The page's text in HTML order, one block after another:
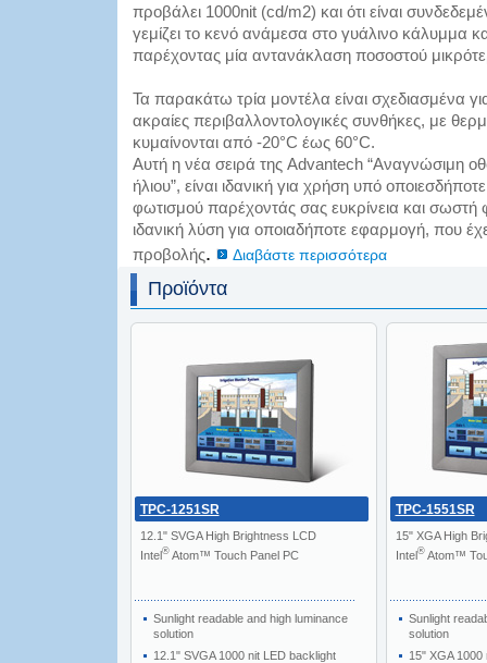
προβάλει 1000nit (cd/m2) και ότι είναι
γεμίζει το κενό ανάμεσα στο γυάλινο κάλυμμα
παρέχοντας μία αντανάκλαση ποσοστού
Τα παρακάτω τρία μοντέλα είναι σχεδιασμένα
ακραίες περιβαλλοντολογικές συνθήκες, με
κυμαίνονται από -20°C έως 60°C.
Αυτή η νέα σειρά της Advantech “Αναγνώσιμη
ήλιου”, είναι ιδανική για χρήση υπό
φωτισμού παρέχοντάς σας ευκρίνεια και σωστή
ιδανική λύση για οποιαδήποτε εφαρμογή, που έχει
προβολής. Διαβάστε περισσότερα
Προϊόντα
TPC-1251SR
12.1" SVGA High Brightness LCD
Intel®Atom™ Touch Panel PC
Sunlight readable and high luminance
solution
12.1" SVGA 1000 nit LED backlight
TPC-1551SR
15" XGA High
Intel®Atom™
Sunlight
solution
15" XGA 1000